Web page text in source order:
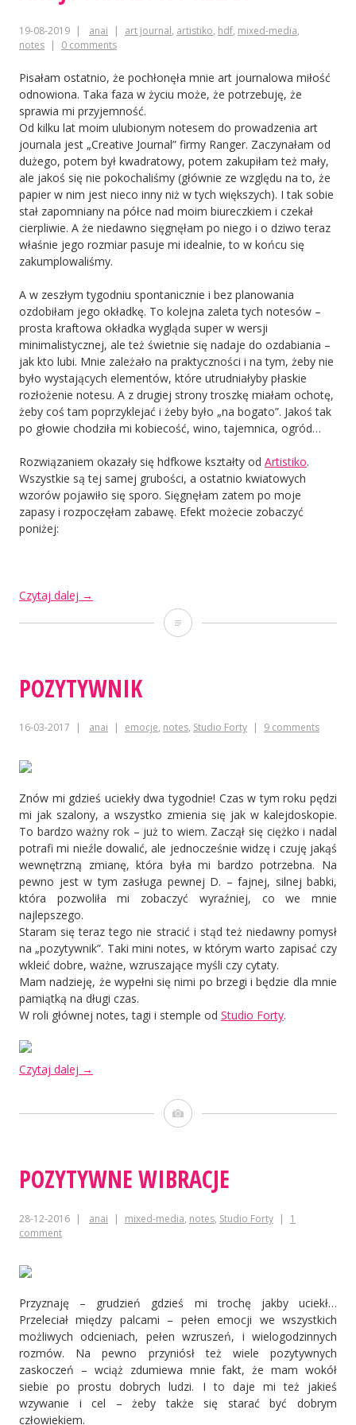
19-08-2019 anai art journal, artistiko, hdf, mixed-media,
notes
0 comments
Pisałam ostatnio, że pochłonęła mnie art journalowa miłość
odnowiona. Taka faza w życiu może, że potrzebuję, że
sprawia mi przyjemność.
Od kilku lat moim ulubionym notesem do prowadzenia art
journala jest „Creative Journal” firmy Ranger. Zaczynałam od
dużego, potem był kwadratowy, potem zakupiłam też mały,
ale jakoś się nie pokochaliśmy (głównie ze względu na to, że
papier w nim jest nieco inny niż w tych większych). I tak sobie
stał zapomniany na półce nad moim biureczkiem i czekał
cierpliwie. A że niedawno sięgnęłam po niego i o dziwo teraz
właśnie jego rozmiar pasuje mi idealnie, to w końcu się
zakumplowaliśmy.
A w zeszłym tygodniu spontanicznie i bez planowania
ozdobiłam jego okładkę. To kolejna zaleta tych notesów –
prosta kraftowa okładka wygląda super w wersji
minimalistycznej, ale też świetnie się nadaje do ozdabiania –
jak kto lubi. Mnie zależało na praktyczności i na tym, żeby nie
było wystających elementów, które utrudniałyby płaskie
rozłożenie notesu. A z drugiej strony troszkę miałam ochotę,
żeby coś tam poprzyklejać i żeby było „na bogato”. Jakoś tak
po głowie chodziła mi kobiecość, wino, tajemnica, ogród…
Rozwiązaniem okazały się hdfkowe kształty od Artistiko.
Wszystkie są tej samej grubości, a ostatnio kwiatowych
wzorów pojawiło się sporo. Sięgnęłam zatem po moje
zapasy i rozpoczęłam zabawę. Efekt możecie zobaczyć
poniżej:
Czytaj dalej „Art
Relax”
→
Art
POZYTYWNIK
16-03-2017 anai emocje, notes, Studio Forty 9 comments
Znów mi gdzieś uciekły dwa tygodnie! Czas w tym roku pędzi
mi jak szalony, a wszystko zmienia się jak w kalejdoskopie.
To bardzo ważny rok – już to wiem. Zaczął się ciężko i nadal
potrafi mi nieźle dowalić, ale jednocześnie widzę i czuję jakąś
wewnętrzną zmianę, która była mi bardzo potrzebna. Na
pewno jest w tym zasługa pewnej D. – fajnej, silnej babki,
która pozwoliła mi zobaczyć wyraźniej, co we mnie
najlepszego.
Staram się teraz tego nie stracić i stąd też niedawny pomysł
na „pozytywnik”. Taki mini notes, w którym warto zapisać czy
wkleić dobre, ważne, wzruszające myśli czy cytaty.
Mam nadzieję, że wypełni się nimi po brzegi i będzie dla mnie
pamiątką na długi czas.
W roli głównej notes, tagi i stemple od Studio Forty.
Czytaj dalej „Pozytywnik”
→
Obrazek
POZYTYWNE WIBRACJE
28-12-2016 anai mixed-media, notes, Studio Forty
1
comment
Przyznaję – grudzień gdzieś mi trochę jakby uciekł…
Przeleciał między palcami – pełen emocji we wszystkich
możliwych odcieniach, pełen wzruszeń, i wielogodzinnych
rozmów. Na pewno przyniósł też wiele pozytywnych
zaskoczeń – wciąż zdumiewa mnie fakt, że mam wokół
siebie po prostu dobrych ludzi. I to daje mi też jakieś
wzywanie i cel – żeby także się starać być dobrym
człowiekiem.